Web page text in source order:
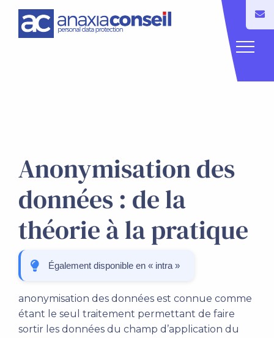
Anonymisation des
données : de la
théorie à la pratique
Également disponible en « intra »
anonymisation des données est connue comme
étant le seul traitement permettant de faire
sortir les données du champ d’application du